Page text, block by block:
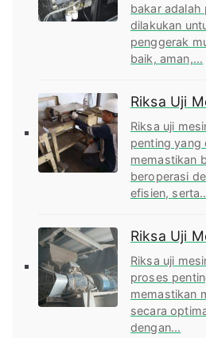
bakar adalah
dilakukan
penggerak
baik, aman,...
Riksa Uji
Riksa uji
penting yang
memastikan
beroperasi
efisien,
Riksa Uji
Riksa uji
proses
memastikan
secara
dengan...